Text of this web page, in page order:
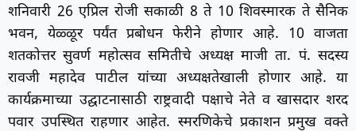
शनिवारी 26 एप्रिल रोजी सकाळी 8 ते 10 शिवस्मारक ते सैनिक
भवन, येळ्ळूर पर्यंत प्रबोधन फेरीने होणार आहे. 10 वाजता
शतकोत्तर सुवर्ण महोत्सव समितीचे अध्यक्ष माजी ता. पं. सदस्य
रावजी महादेव पाटील यांच्या अध्यक्षतेखाली होणार आहे. या
कार्यक्रमाच्या उद्घाटनासाठी राष्ट्रवादी पक्षाचे नेते व खासदार शरद
पवार उपस्थित राहणार आहेत. स्मरणिकेचे प्रकाशन प्रमुख वक्ते